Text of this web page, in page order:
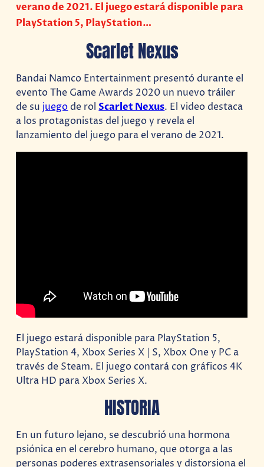
verano de 2021. El juego estará disponible para
PlayStation 5, PlayStation…
Scarlet Nexus
Bandai Namco Entertainment presentó durante el
evento The Game Awards 2020 un nuevo tráiler
de su juegode rolScarlet Nexus. El video destaca
a los protagonistas del juego y revela el
lanzamiento del juego para el verano de 2021.
El juego estará disponible para PlayStation 5,
PlayStation 4, Xbox Series X | S, Xbox One y PC a
través de Steam. El juego contará con gráficos 4K
Ultra HD para Xbox Series X.
HISTORIA
En un futuro lejano, se descubrió una hormona
psiónica en el cerebro humano, que otorga a las
personas poderes extrasensoriales y distorsiona el